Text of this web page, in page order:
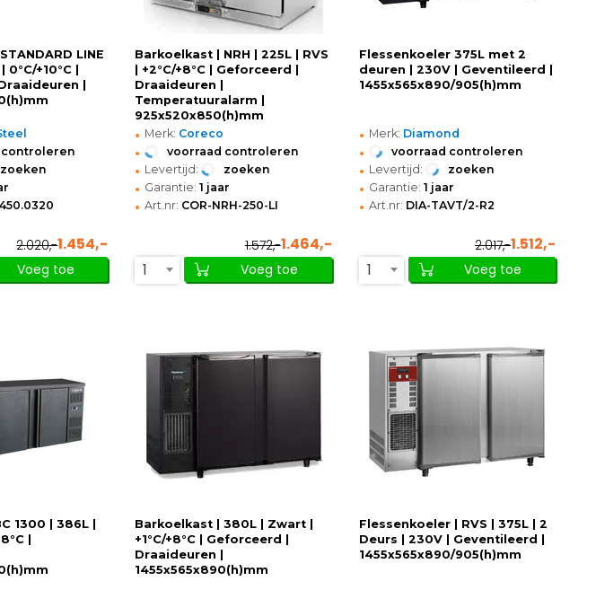
LINE
+10°C |
|
controleren
zoeken
2.020,-1.454,-
Voeg toe
Barkoelkast | NRH | 225L | RVS
| +2°C/+8°C | Geforceerd |
Draaideuren |
Temperatuuralarm |
925x520x850(h)mm
• Merk: Coreco
• voorraad controleren
• Levertijd: zoeken
• Garantie: 1 jaar
• Art.nr: COR-NRH-250-LI
1.572,-1.464,-
1
Voeg toe
Flessenkoeler 375L met 2
deuren | 230V | Geventileerd |
1455x565x890/905(h)mm
• Merk: Diamond
• voorraad controleren
• Levertijd: zoeken
• Garantie: 1 jaar
• Art.nr: DIA-TAVT/2-R2
2.017,-1.512,-
1
Voeg toe
1300 | 386L |
|
Barkoelkast | 380L | Zwart |
+1°C/+8°C | Geforceerd |
Draaideuren |
1455x565x890(h)mm
Flessenkoeler | RVS | 375L | 2
Deurs | 230V | Geventileerd |
1455x565x890/905(h)mm